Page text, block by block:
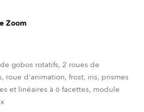
Zoom
gobos rotatifs, 2 roues de
roue d'animation, frost, iris, prismes
et linéaires à 6 facettes, module